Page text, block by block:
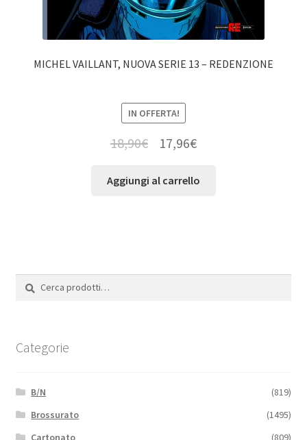
MICHEL VAILLANT, NUOVA SERIE 13 – REDENZIONE
IN OFFERTA!
18,90€ 17,96€
Aggiungi al carrello
Cerca:
Cerca
Categorie
B/N
(819)
Brossurato
(1495)
Cartonato
(809)